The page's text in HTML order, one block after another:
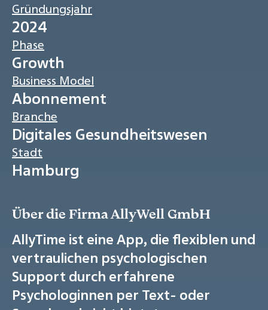
Gründungsjahr
2024
Phase
Growth
Business Model
Abonnement
Branche
Digitales Gesundheitswesen
Stadt
Hamburg
Über die Firma AllyWell GmbH
AllyTime ist eine App, die flexiblen und
vertraulichen psychologischen
Support durch erfahrene
Psychologinnen per Text- oder